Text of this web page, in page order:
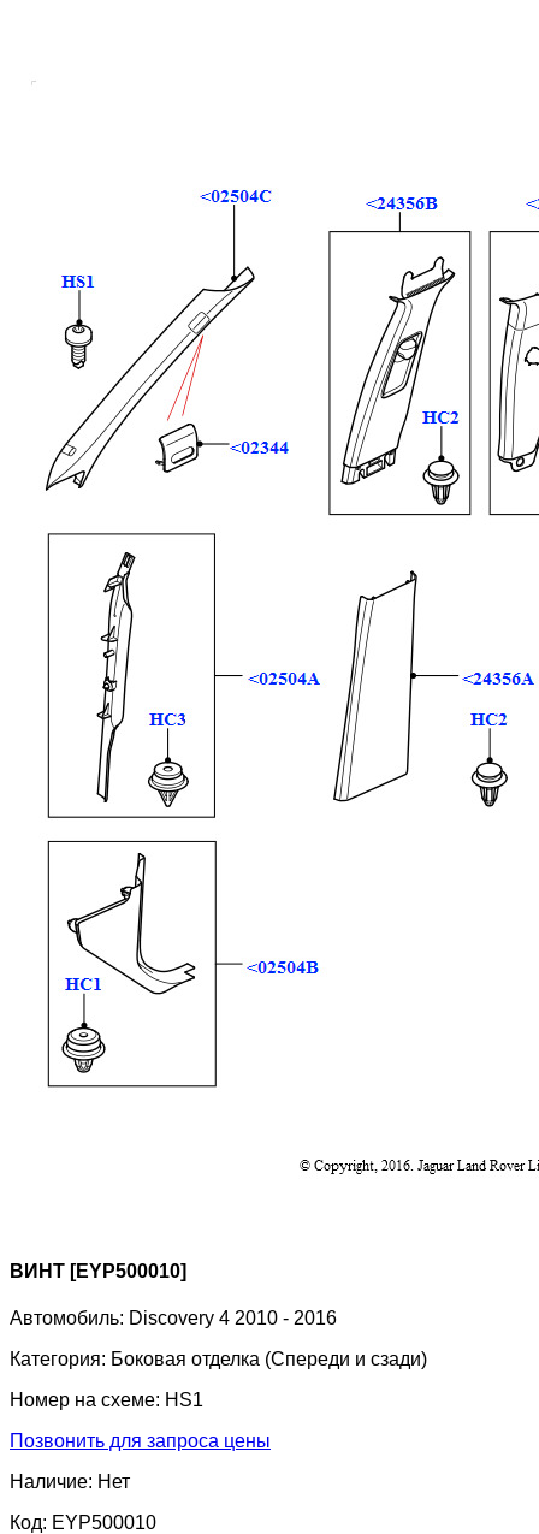
ВИНТ [EYP500010]
Автомобиль: Discovery 4 2010 - 2016
Категория: Боковая отделка (Спереди и сзади)
Номер на схеме: HS1
Позвонить для запроса цены
Наличие: Нет
Код: EYP500010